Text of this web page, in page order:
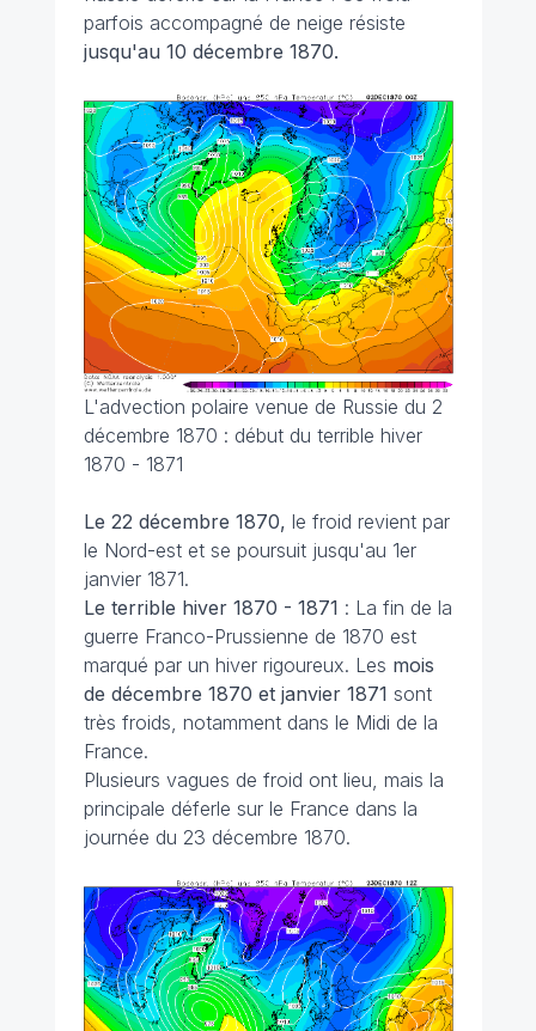
parfois accompagné de neige résiste
jusqu'au 10 décembre 1870.
L'advection polaire venue de Russie du 2
décembre 1870 : début du terrible hiver
1870 - 1871
Le 22 décembre 1870, le froid revient par
le Nord-est et se poursuit jusqu'au 1er
janvier 1871.
Le terrible hiver 1870 - 1871 : La fin de la
guerre Franco-Prussienne de 1870 est
marqué par un hiver rigoureux. Les mois
de décembre 1870 et janvier 1871 sont
très froids, notamment dans le Midi de la
France.
Plusieurs vagues de froid ont lieu, mais la
principale déferle sur le France dans la
journée du 23 décembre 1870.